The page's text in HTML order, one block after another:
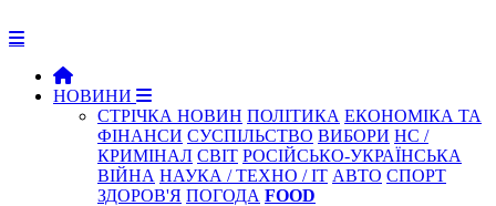
НОВИНИ
СТРІЧКА НОВИН ПОЛІТИКА ЕКОНОМІКА ТА
ФІНАНСИ СУСПІЛЬСТВО ВИБОРИ НС /
КРИМІНАЛ СВІТ РОСІЙСЬКО-УКРАЇНСЬКА
ВІЙНА НАУКА / ТЕХНО / IT АВТО СПОРТ
ЗДОРОВ'Я ПОГОДА FOOD